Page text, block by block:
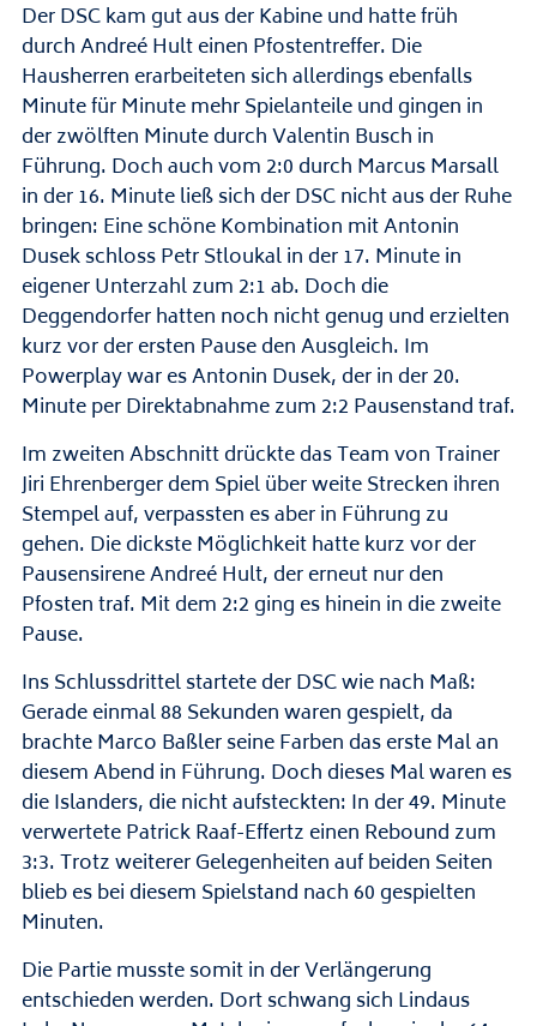
Der DSC kam gut aus der Kabine und hatte früh
durch Andreé Hult einen Pfostentreffer. Die
Hausherren erarbeiteten sich allerdings ebenfalls
Minute für Minute mehr Spielanteile und gingen in
der zwölften Minute durch Valentin Busch in
Führung. Doch auch vom 2:0 durch Marcus Marsall
in der 16. Minute ließ sich der DSC nicht aus der Ruhe
bringen: Eine schöne Kombination mit Antonin
Dusek schloss Petr Stloukal in der 17. Minute in
eigener Unterzahl zum 2:1 ab. Doch die
Deggendorfer hatten noch nicht genug und erzielten
kurz vor der ersten Pause den Ausgleich. Im
Powerplay war es Antonin Dusek, der in der 20.
Minute per Direktabnahme zum 2:2 Pausenstand traf.
Im zweiten Abschnitt drückte das Team von Trainer
Jiri Ehrenberger dem Spiel über weite Strecken ihren
Stempel auf, verpassten es aber in Führung zu
gehen. Die dickste Möglichkeit hatte kurz vor der
Pausensirene Andreé Hult, der erneut nur den
Pfosten traf. Mit dem 2:2 ging es hinein in die zweite
Pause.
Ins Schlussdrittel startete der DSC wie nach Maß:
Gerade einmal 88 Sekunden waren gespielt, da
brachte Marco Baßler seine Farben das erste Mal an
diesem Abend in Führung. Doch dieses Mal waren es
die Islanders, die nicht aufsteckten: In der 49. Minute
verwertete Patrick Raaf-Effertz einen Rebound zum
3:3. Trotz weiterer Gelegenheiten auf beiden Seiten
blieb es bei diesem Spielstand nach 60 gespielten
Minuten.
Die Partie musste somit in der Verlängerung
entschieden werden. Dort schwang sich Lindaus